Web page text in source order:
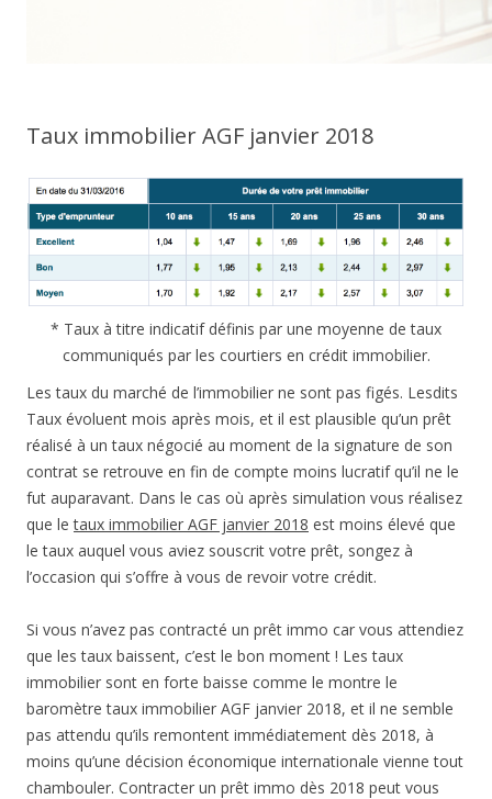
Taux immobilier AGF janvier 2018
* Taux à titre indicatif définis par une moyenne de taux
communiqués par les courtiers en crédit immobilier.
Les taux du marché de l’immobilier ne sont pas figés. Lesdits
Taux évoluent mois après mois, et il est plausible qu’un prêt
réalisé à un taux négocié au moment de la signature de son
contrat se retrouve en fin de compte moins lucratif qu’il ne le
fut auparavant. Dans le cas où après simulation vous réalisez
que letaux immobilier AGF janvier 2018 est moins élevé que
le taux auquel vous aviez souscrit votre prêt, songez à
l’occasion qui s’offre à vous de revoir votre crédit.
Si vous n’avez pas contracté un prêt immo car vous attendiez
que les taux baissent, c’est le bon moment ! Les taux
immobilier sont en forte baisse comme le montre le
baromètre taux immobilier AGF janvier 2018, et il ne semble
pas attendu qu’ils remontent immédiatement dès 2018, à
moins qu’une décision économique internationale vienne tout
chambouler. Contracter un prêt immo dès 2018 peut vous